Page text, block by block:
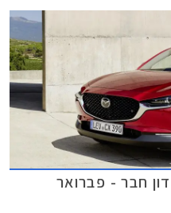
חבר - פברואר